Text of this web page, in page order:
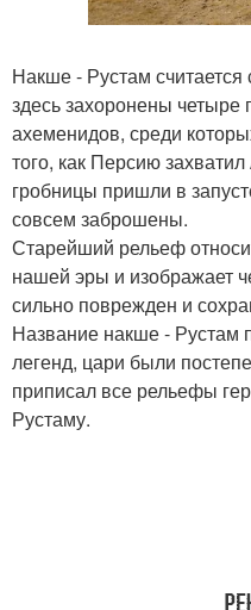
Накше - Рустам
здесь захоронены четыре
ахеменидов, среди
того, как Персию
гробницы пришли в
совсем заброшены.
Старейший рельеф
нашей эры и изображает
сильно поврежден и
Название накше - Рустам
легенд, цари были
приписал все рельефы
Рустаму.